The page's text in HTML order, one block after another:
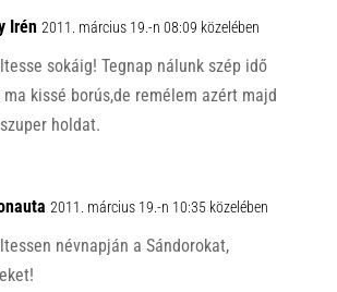
Irén 2011. március 19.-n 08:09 közelében
sokáig! Tegnap nálunk szép idő
kissé borús,de remélem azért majd
holdat.
2011. március 19.-n 10:35 közelében
névnapján a Sándorokat,